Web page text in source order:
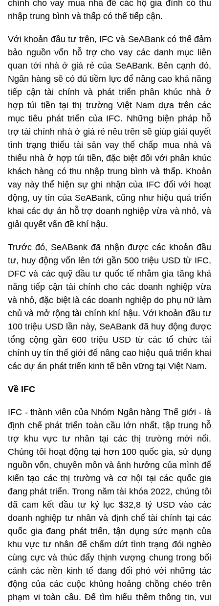
chính cho vay mua nhà để các hộ gia đình có thu
nhập trung bình và thấp có thể tiếp cận.
Với khoản đầu tư trên, IFC và SeABank có thể đảm
bảo nguồn vốn hỗ trợ cho vay các danh mục liên
quan tới nhà ở giá rẻ của SeABank. Bên cạnh đó,
Ngân hàng sẽ có đủ tiềm lực để nâng cao khả năng
tiếp cận tài chính và phát triển phân khúc nhà ở
hợp túi tiền tại thị trường Việt Nam dựa trên các
mục tiêu phát triển của IFC. Những biện pháp hỗ
trợ tài chính nhà ở giá rẻ nêu trên sẽ giúp giải quyết
tình trạng thiếu tài sản vay thế chấp mua nhà và
thiếu nhà ở hợp túi tiền, đặc biệt đối với phân khúc
khách hàng có thu nhập trung bình và thấp. Khoản
vay này thể hiện sự ghi nhận của IFC đối với hoạt
động, uy tín của SeABank, cũng như hiệu quả triển
khai các dự án hỗ trợ doanh nghiệp vừa và nhỏ, và
giải quyết vấn đề khí hậu.
Trước đó, SeABank đã nhận được các khoản đầu
tư, huy động vốn lên tới gần 500 triệu USD từ IFC,
DFC và các quỹ đầu tư quốc tế nhằm gia tăng khả
năng tiếp cận tài chính cho các doanh nghiệp vừa
và nhỏ, đặc biệt là các doanh nghiệp do phụ nữ làm
chủ và mở rộng tài chính khí hậu. Với khoản đầu tư
100 triệu USD lần này, SeABank đã huy động được
tổng cộng gần 600 triệu USD từ các tổ chức tài
chính uy tín thế giới để nâng cao hiệu quả triển khai
các dự án phát triển kinh tế bền vững tại Việt Nam.
Về IFC
IFC - thành viên của Nhóm Ngân hàng Thế giới - là
định chế phát triển toàn cầu lớn nhất, tập trung hỗ
trợ khu vực tư nhân tại các thị trường mới nổi.
Chúng tôi hoạt động tại hơn 100 quốc gia, sử dụng
nguồn vốn, chuyên môn và ảnh hưởng của mình để
kiến tạo các thị trường và cơ hội tại các quốc gia
đang phát triển. Trong năm tài khóa 2022, chúng tôi
đã cam kết đầu tư kỷ lục $32,8 tỷ USD vào các
doanh nghiệp tư nhân và định chế tài chính tại các
quốc gia đang phát triển, tận dụng sức mạnh của
khu vực tư nhân để chấm dứt tình trạng đói nghèo
cùng cực và thúc đẩy thịnh vượng chung trong bối
cảnh các nền kinh tế đang đối phó với những tác
động của các cuộc khủng hoảng chồng chéo trên
phạm vi toàn cầu. Để tìm hiểu thêm thông tin, vui